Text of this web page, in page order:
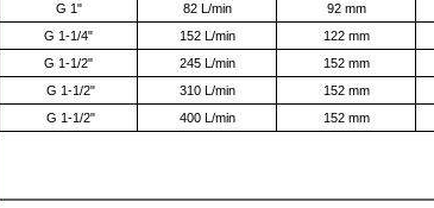
G 1"
82 L/min 92 mm
G 1-1/4"
152 L/min 122 mm
G 1-1/2"
245 L/min 152 mm
G 1-1/2"
310 L/min 152 mm
G 1-1/2"
400 L/min 152 mm